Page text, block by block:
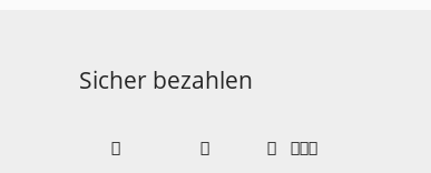
Sicher bezahlen